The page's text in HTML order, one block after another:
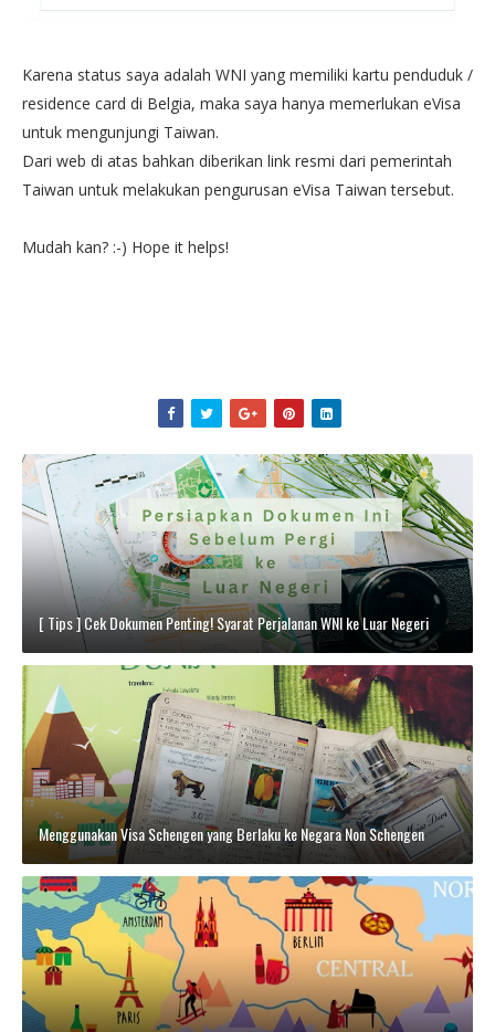
Karena status saya adalah WNI yang memiliki kartu penduduk /
residence card di Belgia, maka saya hanya memerlukan eVisa
untuk mengunjungi Taiwan.
Dari web di atas bahkan diberikan link resmi dari pemerintah
Taiwan untuk melakukan pengurusan eVisa Taiwan tersebut.
Mudah kan? :-) Hope it helps!
[ Tips ] Cek Dokumen Penting! Syarat Perjalanan WNI ke Luar Negeri
Menggunakan Visa Schengen yang Berlaku ke Negara Non Schengen